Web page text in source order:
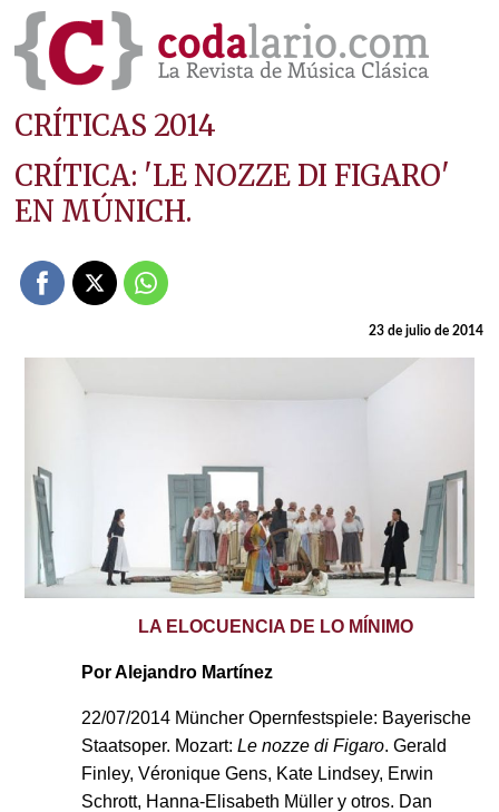
CRÍTICAS 2014
CRÍTICA: 'LE NOZZE DI FIGARO'
EN MÚNICH.
23 de julio de 2014
LA ELOCUENCIA DE LO MÍNIMO
Por Alejandro Martínez
22/07/2014 Müncher Opernfestspiele: Bayerische
Staatsoper. Mozart: Le nozze di Figaro. Gerald
Finley, Véronique Gens, Kate Lindsey, Erwin
Schrott, Hanna-Elisabeth Müller y otros. Dan